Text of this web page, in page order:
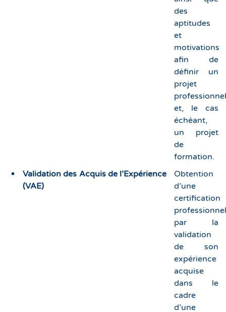
des
aptitudes
et
motivations
afin de
définir un
projet
professionnel
et, le cas
échéant,
un projet
de
formation.
Validation des Acquis de l’Expérience
(VAE)
Obtention
d’une
certification
par la
validation
de son
expérience
acquise
dans le
cadre
d’une